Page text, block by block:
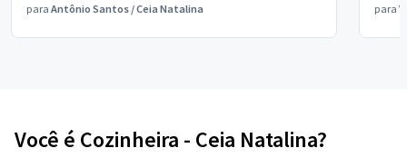
para Antônio Santos /Ceia Natalina para
Você é Cozinheira - Ceia Natalina?